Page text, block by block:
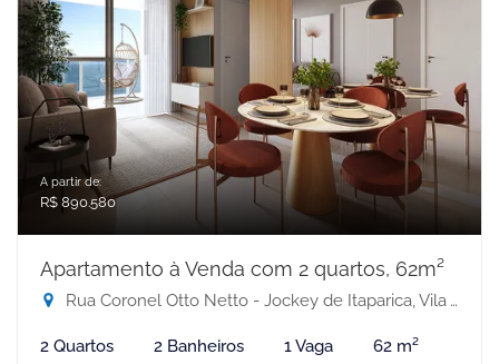
A partir de:
R$ 890.580
Apartamento à Venda com 2 quartos, 62m²
Rua Coronel Otto Netto - Jockey de Itaparica, Vila Velha-ES
2 Quartos 2 Banheiros 1 Vaga 62 m²